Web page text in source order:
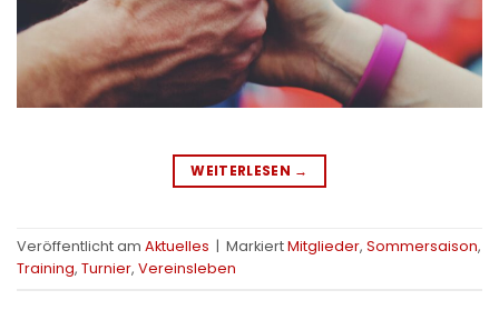
WEITERLESEN →
Veröffentlicht am Aktuelles | MarkiertMitglieder, Sommersaison,
Training, Turnier, Vereinsleben